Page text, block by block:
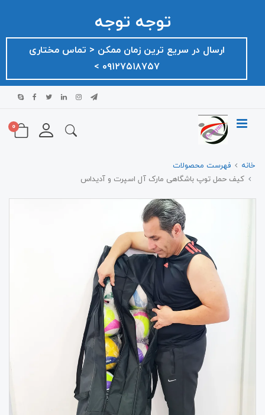
توجه توجه
ارسال در سریع ترین زمان ممکن ‌< تماس مختاری
۰۹۱۲۷۵۱۸۷۵۷ >
0
خانه
فهرست محصولات
کیف حمل توپ باشگاهی مارک آل اسپرت و آدیداس